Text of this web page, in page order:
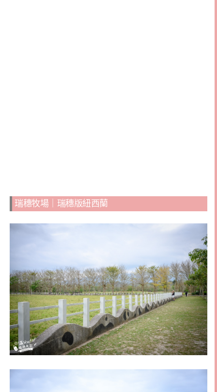
瑞穗牧場｜瑞穗版紐西蘭